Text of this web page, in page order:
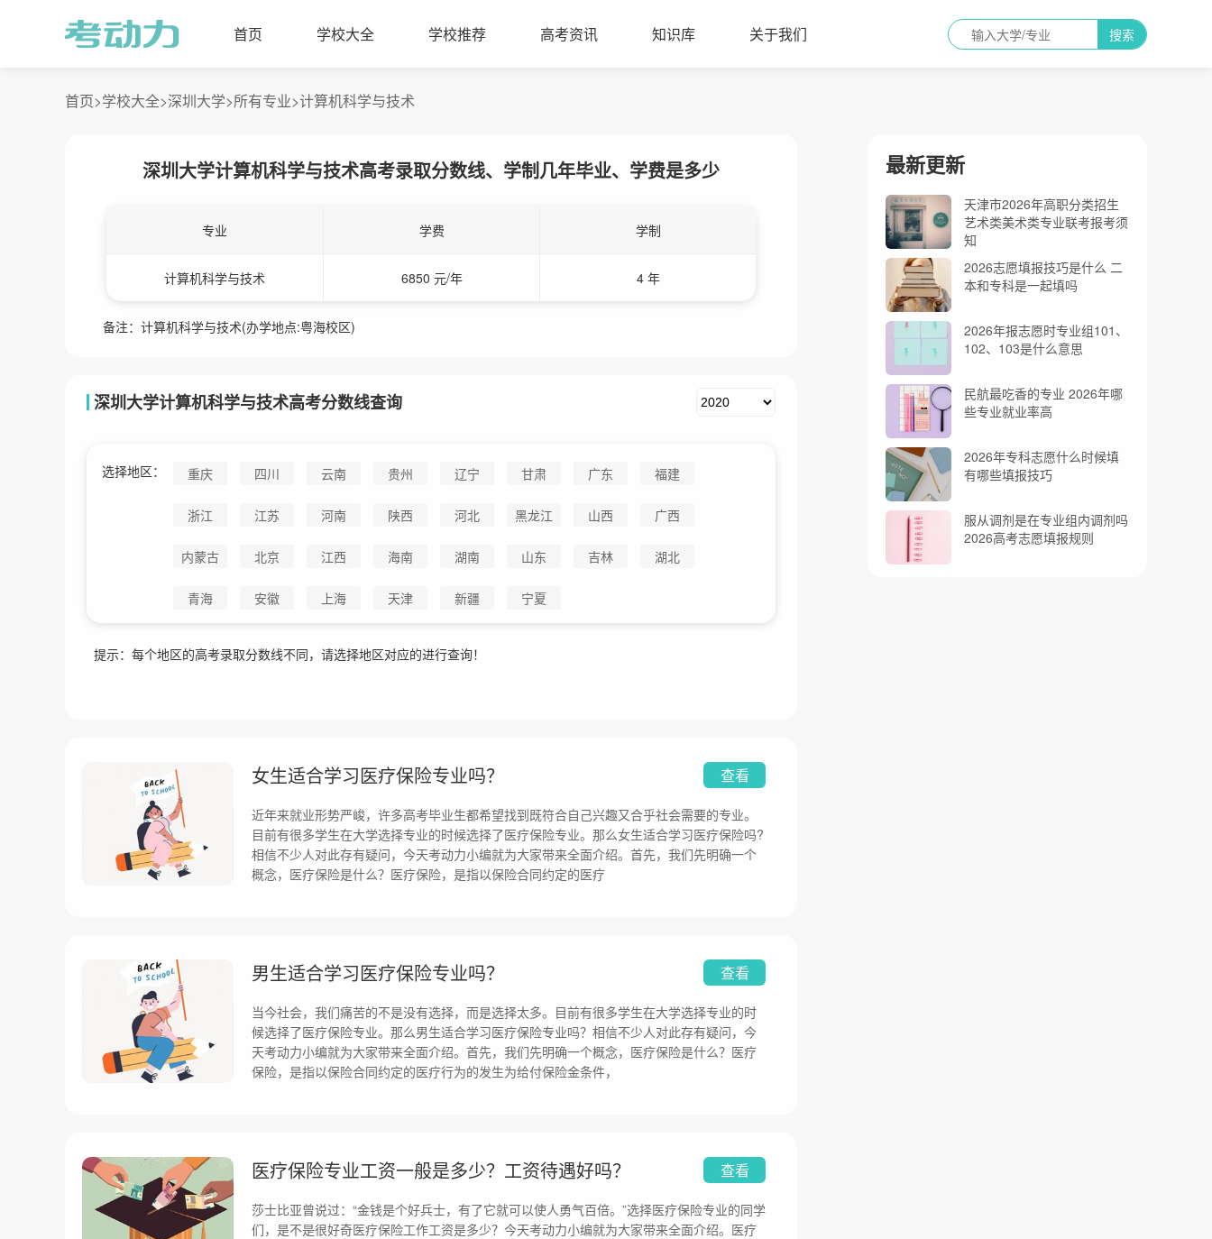
首页 学校大全 学校推荐 高考资讯 知识库 关于我们 搜索
首页>学校大全>深圳大学>所有专业>计算机科学与技术
深圳大学计算机科学与技术高考录取分数线、学制几年毕业、学费是多少
专业 学费 学制
计算机科学与技术 6850 元/年 4 年
备注：计算机科学与技术(办学地点:粤海校区)
深圳大学计算机科学与技术高考分数线查询
选择地区： 重庆 四川 云南 贵州 辽宁 甘肃 广东 福建
浙江 江苏 河南 陕西 河北 黑龙江 山西 广西
内蒙古 北京 江西 海南 湖南 山东 吉林 湖北
青海 安徽 上海 天津 新疆 宁夏
提示：每个地区的高考录取分数线不同，请选择地区对应的进行查询！
女生适合学习医疗保险专业吗？ 查看
近年来就业形势严峻，许多高考毕业生都希望找到既符合自己兴趣又合乎社会需要的专业。
目前有很多学生在大学选择专业的时候选择了医疗保险专业。那么女生适合学习医疗保险吗?
相信不少人对此存有疑问，今天考动力小编就为大家带来全面介绍。首先，我们先明确一个
概念，医疗保险是什么？医疗保险，是指以保险合同约定的医疗
男生适合学习医疗保险专业吗？ 查看
当今社会，我们痛苦的不是没有选择，而是选择太多。目前有很多学生在大学选择专业的时
候选择了医疗保险专业。那么男生适合学习医疗保险专业吗？相信不少人对此存有疑问，今
天考动力小编就为大家带来全面介绍。首先，我们先明确一个概念，医疗保险是什么？医疗
保险，是指以保险合同约定的医疗行为的发生为给付保险金条件，
医疗保险专业工资一般是多少？工资待遇好吗？ 查看
莎士比亚曾说过：“金钱是个好兵士，有了它就可以使人勇气百倍。”选择医疗保险专业的同学
们，是不是很好奇医疗保险工作工资是多少？今天考动力小编就为大家带来全面介绍。医疗
最新更新
天津市2026年高职分类招生
艺术类美术类专业联考报考须
知
2026志愿填报技巧是什么 二
本和专科是一起填吗
2026年报志愿时专业组101、
102、103是什么意思
民航最吃香的专业 2026年哪
些专业就业率高
2026年专科志愿什么时候填
有哪些填报技巧
服从调剂是在专业组内调剂吗
2026高考志愿填报规则